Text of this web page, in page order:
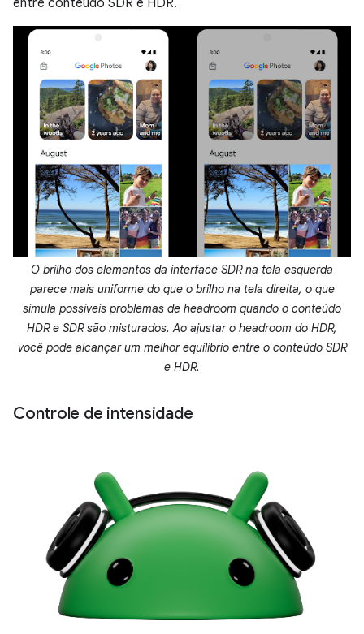
entre conteúdo SDR e HDR.
O brilho dos elementos da interface SDR na tela esquerda
parece mais uniforme do que o brilho na tela direita, o que
simula possíveis problemas de headroom quando o conteúdo
HDR e SDR são misturados. Ao ajustar o headroom do HDR,
você pode alcançar um melhor equilíbrio entre o conteúdo SDR
e HDR.
Controle de intensidade